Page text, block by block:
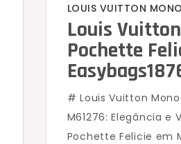
LOUIS VUITTON
Louis
Pochette
# Louis Vuitton
M61276: Elegância e
Pochette Felicie em